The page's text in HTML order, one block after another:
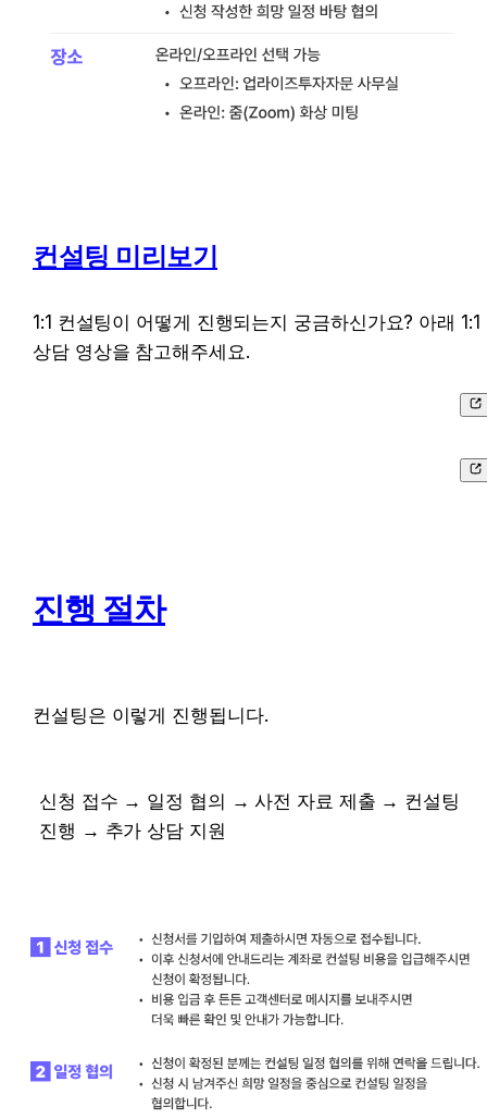
컨설팅 미리보기
1:1 컨설팅이 어떻게 진행되는지 궁금하신가요? 아래 1:1
상담 영상을 참고해주세요.
진행 절차
컨설팅은 이렇게 진행됩니다.
신청 접수 → 일정 협의 → 사전 자료 제출 → 컨설팅
진행 → 추가 상담 지원